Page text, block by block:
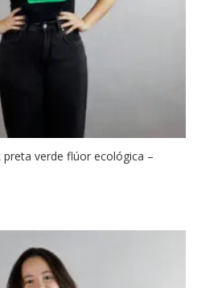
verde flúor ecológica –